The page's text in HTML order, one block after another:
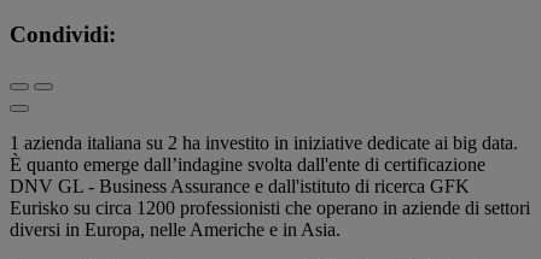
Condividi:
1 azienda italiana su 2 ha investito in iniziative dedicate ai big data.
È quanto emerge dall’indagine svolta dall'ente di certificazione
DNV GL - Business Assurance e dall'istituto di ricerca GFK
Eurisko su circa 1200 professionisti che operano in aziende di settori
diversi in Europa, nelle Americhe e in Asia.